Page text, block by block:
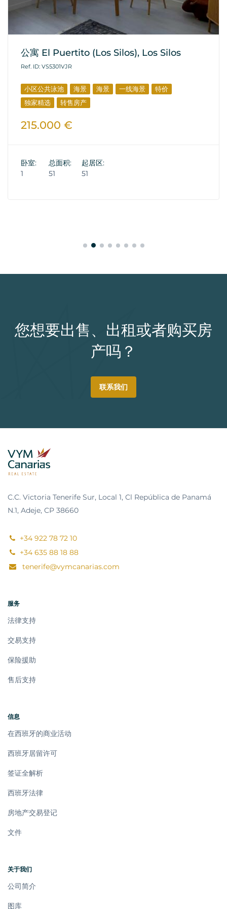
公寓 El Puertito (Los Silos), Los Silos
Ref. ID: VS5301VJR
小区公共泳池 海景 海景 一线海景
特价
独家精选
转售房产
215.000 €
卧室:
1
总面积:
51
起居区:
51
您想要出售、出租或者购买房
产吗？
联系我们
C.C. Victoria Tenerife Sur, Local 1, Cl República de Panamá
N.1, Adeje, CP 38660
+34 922 78 72 10
+34 635 88 18 88
tenerife@vymcanarias.com
服务
法律支持
交易支持
保险援助
售后支持
信息
在西班牙的商业活动
西班牙居留许可
签证全解析
西班牙法律
房地产交易登记
文件
关于我们
公司简介
图库